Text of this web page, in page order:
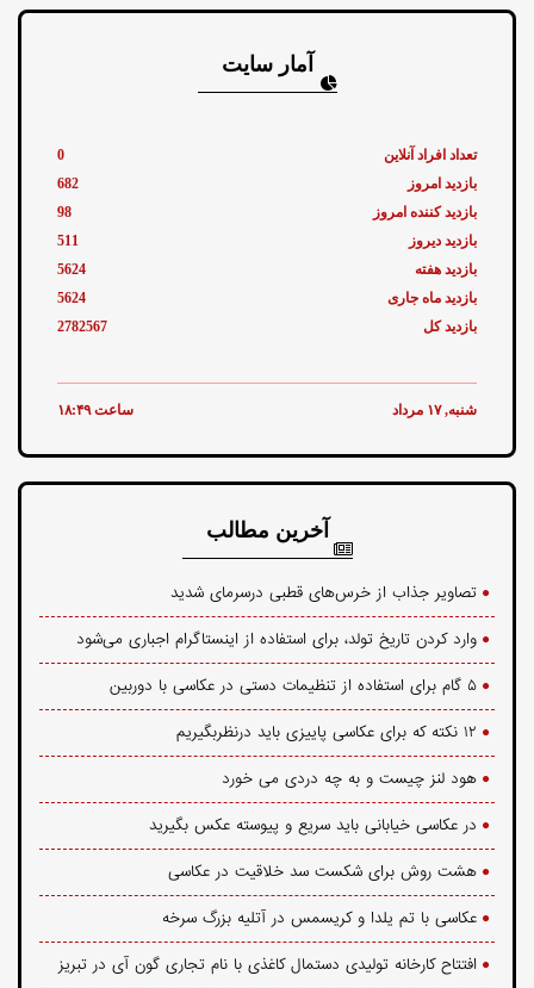
آمار سایت
تعداد افراد آنلاین
0
بازدید امروز
682
بازدید کننده امروز
98
بازدید دیروز
511
بازدید هفته
5624
بازدید ماه جاری
5624
بازدید کل
2782567
شنبه, ۱۷ مرداد ساعت ۱۸:۴۹
آخرین مطالب
تصاویر جذاب از خرس‌های قطبی درسرمای شدید
وارد کردن تاریخ تولد، برای استفاده از اینستاگرام اجباری می‌شود
۵ گام برای استفاده از تنظیمات دستی در عکاسی با دوربین
۱۲ نکته که برای عکاسی پاییزی باید درنظربگیریم
هود لنز چیست و به چه دردی می خورد
در عکاسی خیابانی باید سریع و پیوسته عکس بگیرید
هشت روش برای شکست سد خلاقیت در عکاسی
عکاسی با تم یلدا و کریسمس در آتلیه بزرگ سرخه
افتتاح کارخانه تولیدی دستمال کاغذی با نام تجاری گون آی در تبریز